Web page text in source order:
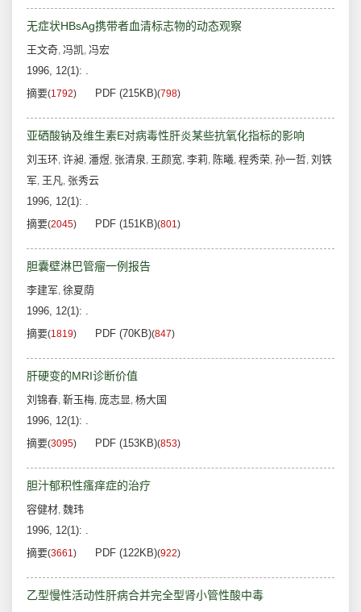
无症状HBsAg携带者血清标志物的动态观察
王文奇, 冯凯, 冯宏
1996, 12(1): .
摘要(1792) PDF (215KB)(798)
亚硒酸钠及维生素E对病毒性肝炎某些抗氧化指标的影响
刘玉环, 许昶, 潘煜, 张清泉, 王颜宽, 李莉, 陈曦, 程秀荣, 孙一哲, 刘铁
军, 王凡, 张秀云
1996, 12(1): .
摘要(2045) PDF (151KB)(801)
胆囊壁淋巴管瘤一例报告
李建军, 徐夏荫
1996, 12(1): .
摘要(1819) PDF (70KB)(847)
肝硬变的MRI诊断价值
刘锦春, 靳玉梅, 庞志显, 杨大国
1996, 12(1): .
摘要(3095) PDF (153KB)(853)
胆汁郁积性瘙痒症的治疗
容健材, 魏玮
1996, 12(1): .
摘要(3661) PDF (122KB)(922)
乙型慢性活动性肝病合并完全型肾小管性酸中毒